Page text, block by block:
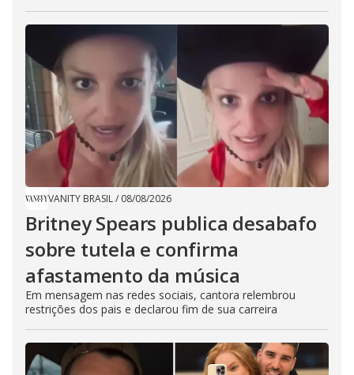
VANITY BRASIL/ 08/08/2026
Britney Spears publica desabafo
sobre tutela e confirma
afastamento da música
Em mensagem nas redes sociais, cantora relembrou
restrições dos pais e declarou fim de sua carreira